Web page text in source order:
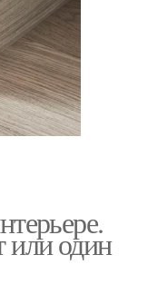
или один